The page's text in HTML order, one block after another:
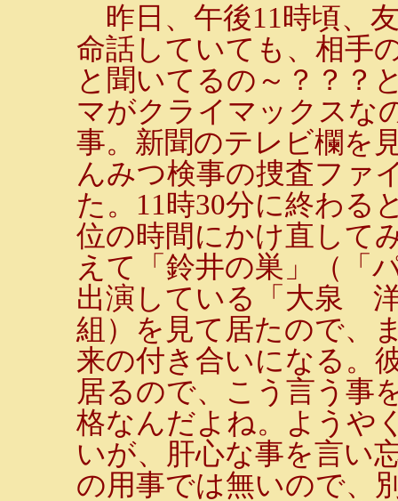
昨日、午後11時頃、
命話していても、相手
と聞いてるの～？？？
マがクライマックスな
事。新聞のテレビ欄を
んみつ検事の捜査ファ
た。11時30分に終わる
位の時間にかけ直して
えて「鈴井の巣」（「
出演している「大泉
組）を見て居たので、
来の付き合いになる。
居るので、こう言う事
格なんだよね。ようや
いが、肝心な事を言い
の用事では無いので、